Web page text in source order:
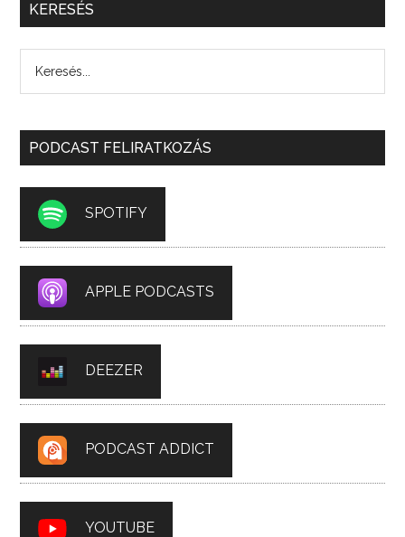
KERESÉS
PODCAST FELIRATKOZÁS
SPOTIFY
APPLE PODCASTS
DEEZER
PODCAST ADDICT
YOUTUBE